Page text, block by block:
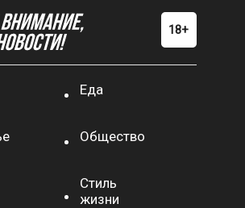
Еда
Общество
Стиль
жизни